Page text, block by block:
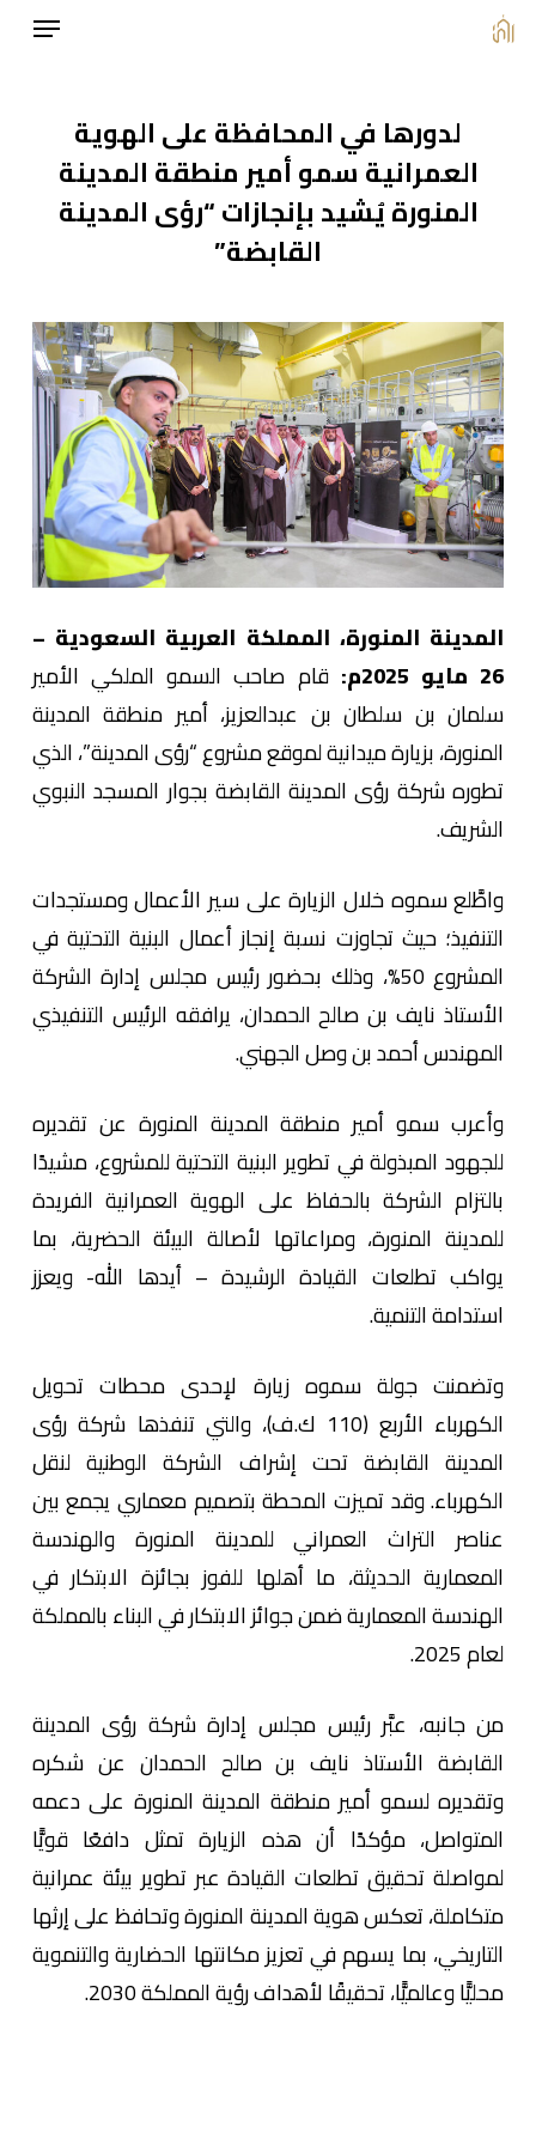
Skip
Menu
لدورها في المحافظة على الهوية
العمرانية سمو أمير منطقة المدينة
المنورة يُشيد بإنجازات “رؤى المدينة
القابضة”
المدينة المنورة، المملكة العربية السعودية –
26 مايو 2025م:
قام صاحب السمو الملكي الأمير
سلمان بن سلطان بن عبدالعزيز، أمير منطقة المدينة
المنورة، بزيارة ميدانية لموقع مشروع “رؤى المدينة”، الذي
تطوره شركة رؤى المدينة القابضة بجوار المسجد النبوي
الشريف.
واطَّلع سموه خلال الزيارة على سير الأعمال ومستجدات
التنفيذ؛ حيث تجاوزت نسبة إنجاز أعمال البنية التحتية في
المشروع 50%، وذلك بحضور رئيس مجلس إدارة الشركة
الأستاذ نايف بن صالح الحمدان، يرافقه الرئيس التنفيذي
المهندس أحمد بن وصل الجهني.
وأعرب سمو أمير منطقة المدينة المنورة عن تقديره
للجهود المبذولة في تطوير البنية التحتية للمشروع، مشيدًا
بالتزام الشركة بالحفاظ على الهوية العمرانية الفريدة
للمدينة المنورة، ومراعاتها لأصالة البيئة الحضرية، بما
يواكب تطلعات القيادة الرشيدة – أيدها الله- ويعزز
استدامة التنمية.
وتضمنت جولة سموه زيارة لإحدى محطات تحويل
الكهرباء الأربع (110 ك.ف)، والتي تنفذها شركة رؤى
المدينة القابضة تحت إشراف الشركة الوطنية لنقل
الكهرباء. وقد تميزت المحطة بتصميم معماري يجمع بين
عناصر التراث العمراني للمدينة المنورة والهندسة
المعمارية الحديثة، ما أهلها للفوز بجائزة الابتكار في
الهندسة المعمارية ضمن جوائز الابتكار في البناء بالمملكة
لعام 2025.
من جانبه، عبَّر رئيس مجلس إدارة شركة رؤى المدينة
القابضة الأستاذ نايف بن صالح الحمدان عن شكره
وتقديره لسمو أمير منطقة المدينة المنورة على دعمه
المتواصل، مؤكدًا أن هذه الزيارة تمثل دافعًا قويًّا
لمواصلة تحقيق تطلعات القيادة عبر تطوير بيئة عمرانية
متكاملة، تعكس هوية المدينة المنورة وتحافظ على إرثها
التاريخي، بما يسهم في تعزيز مكانتها الحضارية والتنموية
محليًّا وعالميًّا، تحقيقًا لأهداف رؤية المملكة 2030.